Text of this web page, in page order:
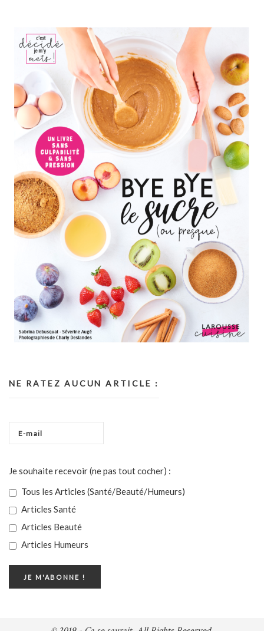
NE RATEZ AUCUN ARTICLE :
Je souhaite recevoir (ne pas tout cocher) :
Tous les Articles (Santé/Beauté/Humeurs)
Articles Santé
Articles Beauté
Articles Humeurs